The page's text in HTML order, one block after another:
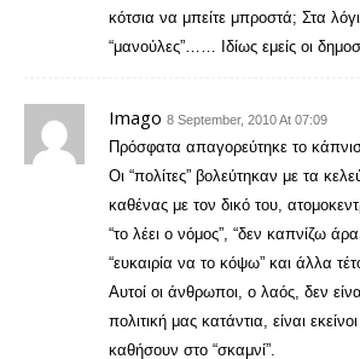
κότσια να μπείτε μπροστά; Στα
“μανούλες”…… Ιδίως εμείς οι
Imago 8 September, 2010 At 07:09
Πρόσφατα απαγορεύτηκε το
Οι “πολίτες” βολεύτηκαν με τα
καθένας με τον δικό του,
“το λέει ο νόμος”, “δεν καπνίζω
“ευκαιρία να το κόψω” και άλλα
Αυτοί οι άνθρωποι, ο λαός, δεν
πολιτική μας κατάντια, είναι
καθήσουν στο “σκαμνί”.